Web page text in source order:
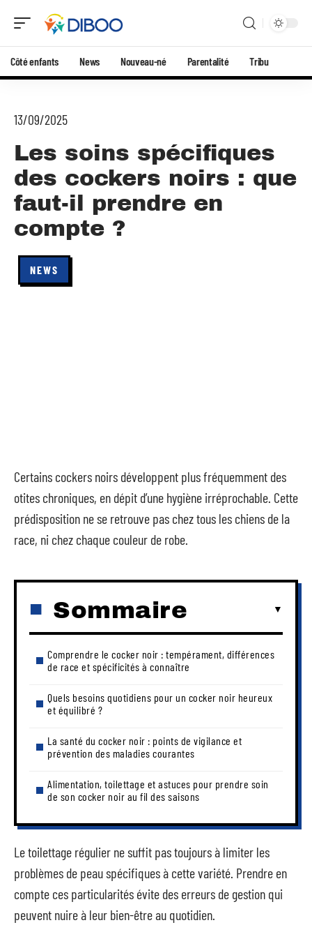
Côté enfants News Nouveau-né Parentalité Tribu
13/09/2025
Les soins spécifiques
des cockers noirs : que
faut-il prendre en
compte ?
NEWS
Certains cockers noirs développent plus fréquemment des
otites chroniques, en dépit d’une hygiène irréprochable. Cette
prédisposition ne se retrouve pas chez tous les chiens de la
race, ni chez chaque couleur de robe.
Sommaire
Comprendre le cocker noir : tempérament, différences
de race et spécificités à connaître
Quels besoins quotidiens pour un cocker noir heureux
et équilibré ?
La santé du cocker noir : points de vigilance et
prévention des maladies courantes
Alimentation, toilettage et astuces pour prendre soin
de son cocker noir au fil des saisons
Le toilettage régulier ne suffit pas toujours à limiter les
problèmes de peau spécifiques à cette variété. Prendre en
compte ces particularités évite des erreurs de gestion qui
peuvent nuire à leur bien-être au quotidien.